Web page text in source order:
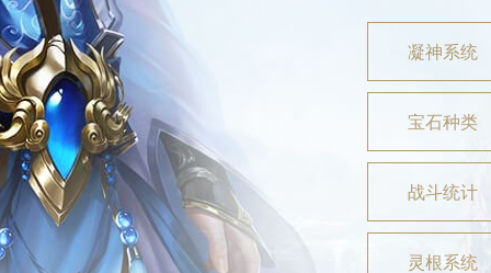
凝神系统
宝石种类
战斗统计
灵根系统